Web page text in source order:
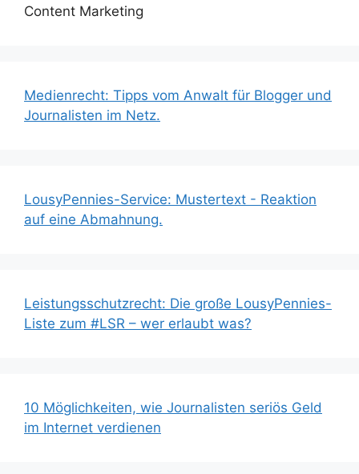
Content Marketing
Medienrecht: Tipps vom Anwalt für Blogger und
Journalisten im Netz.
LousyPennies-Service: Mustertext - Reaktion
auf eine Abmahnung.
Leistungsschutzrecht: Die große LousyPennies-
Liste zum #LSR – wer erlaubt was?
10 Möglichkeiten, wie Journalisten seriös Geld
im Internet verdienen